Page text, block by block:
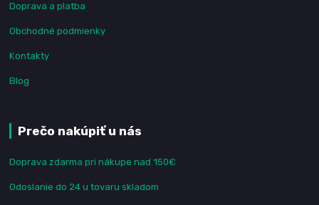
Doprava a platba
Obchodné podmienky
Kontakty
Blog
Prečo nakúpiť u nás
Doprava zdarma pri nákupe nad 150€
Odoslanie do 24 u tovaru skladom